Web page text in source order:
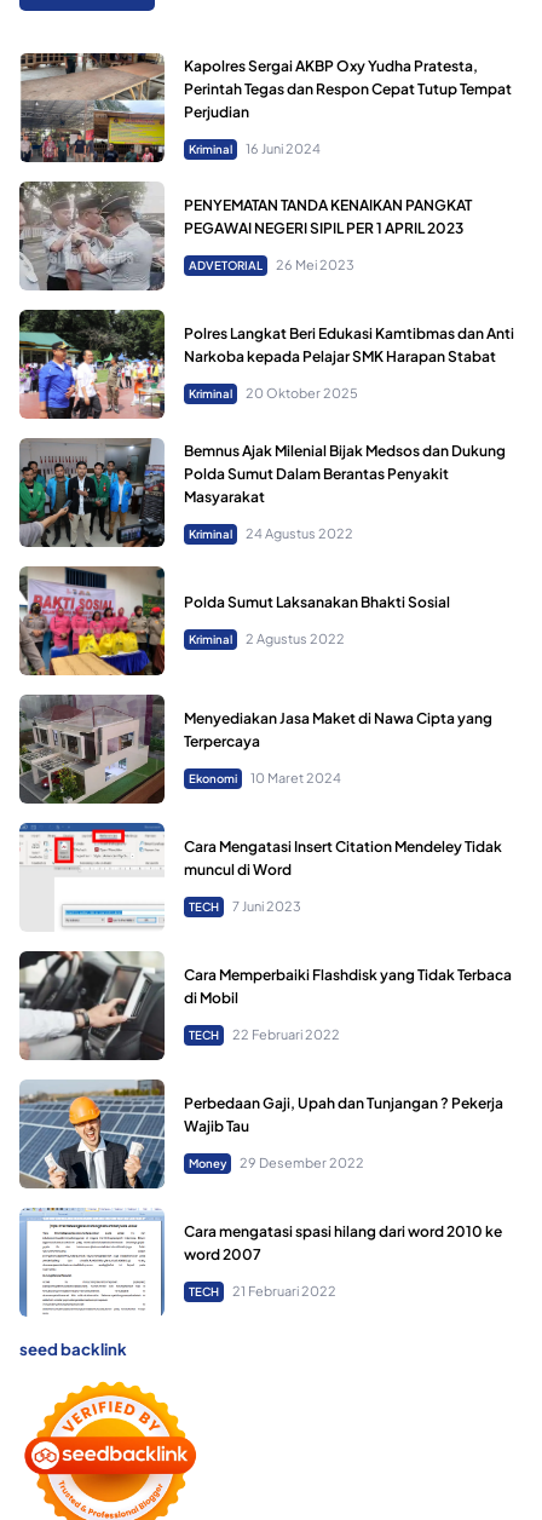
Kapolres Sergai AKBP Oxy Yudha Pratesta,
Perintah Tegas dan Respon Cepat Tutup Tempat
Perjudian
Kriminal 16 Juni 2024
PENYEMATAN TANDA KENAIKAN PANGKAT
PEGAWAI NEGERI SIPIL PER 1 APRIL 2023
ADVETORIAL 26 Mei 2023
Polres Langkat Beri Edukasi Kamtibmas dan Anti
Narkoba kepada Pelajar SMK Harapan Stabat
Kriminal 20 Oktober 2025
Bemnus Ajak Milenial Bijak Medsos dan Dukung
Polda Sumut Dalam Berantas Penyakit
Masyarakat
Kriminal 24 Agustus 2022
Polda Sumut Laksanakan Bhakti Sosial
Kriminal 2 Agustus 2022
Menyediakan Jasa Maket di Nawa Cipta yang
Terpercaya
Ekonomi 10 Maret 2024
Cara Mengatasi Insert Citation Mendeley Tidak
muncul di Word
TECH 7 Juni 2023
Cara Memperbaiki Flashdisk yang Tidak Terbaca
di Mobil
TECH 22 Februari 2022
Perbedaan Gaji, Upah dan Tunjangan ? Pekerja
Wajib Tau
Money 29 Desember 2022
Cara mengatasi spasi hilang dari word 2010 ke
word 2007
TECH 21 Februari 2022
seed backlink